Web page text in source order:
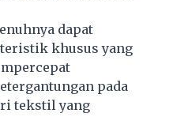
dapat
khusus yang
pada
tekstil yang